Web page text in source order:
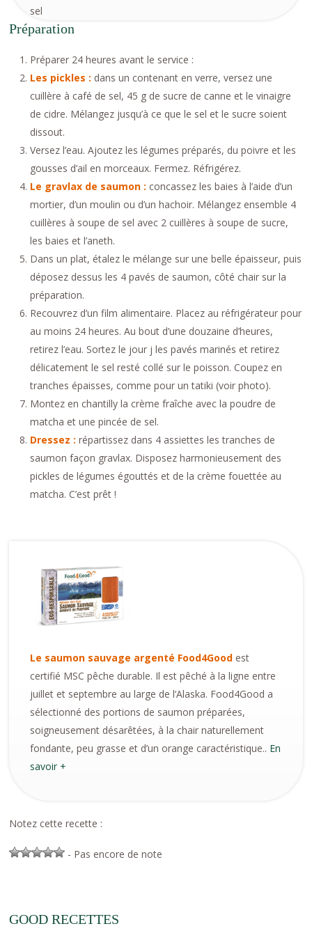
sel
Préparation
Préparer 24 heures avant le service :
Les pickles : dans un contenant en verre, versez une
cuillère à café de sel, 45 g de sucre de canne et le vinaigre
de cidre. Mélangez jusqu’à ce que le sel et le sucre soient
dissout.
Versez l’eau. Ajoutez les légumes préparés, du poivre et les
gousses d’ail en morceaux. Fermez. Réfrigérez.
Le gravlax de saumon : concassez les baies à l’aide d’un
mortier, d’un moulin ou d’un hachoir. Mélangez ensemble 4
cuillères à soupe de sel avec 2 cuillères à soupe de sucre,
les baies et l’aneth.
Dans un plat, étalez le mélange sur une belle épaisseur, puis
déposez dessus les 4 pavés de saumon, côté chair sur la
préparation.
Recouvrez d’un film alimentaire. Placez au réfrigérateur pour
au moins 24 heures. Au bout d’une douzaine d’heures,
retirez l’eau. Sortez le jour j les pavés marinés et retirez
délicatement le sel resté collé sur le poisson. Coupez en
tranches épaisses, comme pour un tatiki (voir photo).
Montez en chantilly la crème fraîche avec la poudre de
matcha et une pincée de sel.
Dressez :répartissez dans 4 assiettes les tranches de
saumon façon gravlax. Disposez harmonieusement des
pickles de légumes égouttés et de la crème fouettée au
matcha. C’est prêt !
Le saumon sauvage argenté Food4Good est
certifié MSC pêche durable. Il est pêché à la ligne entre
juillet et septembre au large de l‘Alaska. Food4Good a
sélectionné des portions de saumon préparées,
soigneusement désarêtées, à la chair naturellement
fondante, peu grasse et d’un orange caractéristique.. En
savoir +
Notez cette recette :
- Pas encore de note
GOOD RECETTES